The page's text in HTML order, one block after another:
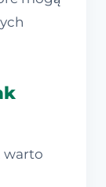
warto